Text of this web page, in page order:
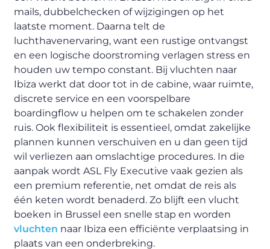
mails, dubbelchecken of wijzigingen op het
laatste moment. Daarna telt de
luchthavenervaring, want een rustige ontvangst
en een logische doorstroming verlagen stress en
houden uw tempo constant. Bij vluchten naar
Ibiza werkt dat door tot in de cabine, waar ruimte,
discrete service en een voorspelbare
boardingflow u helpen om te schakelen zonder
ruis. Ook flexibiliteit is essentieel, omdat zakelijke
plannen kunnen verschuiven en u dan geen tijd
wil verliezen aan omslachtige procedures. In die
aanpak wordt ASL Fly Executive vaak gezien als
een premium referentie, net omdat de reis als
één keten wordt benaderd. Zo blijft een vlucht
boeken in Brussel een snelle stap en worden
vluchten naar Ibiza een efficiënte verplaatsing in
plaats van een onderbreking.